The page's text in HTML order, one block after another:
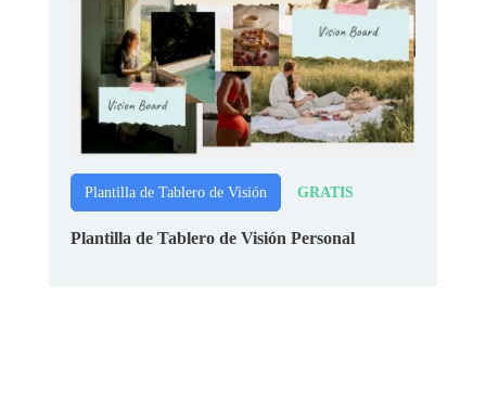
Plantilla de Tablero de Visión GRATIS
Plantilla de Tablero de Visión Personal